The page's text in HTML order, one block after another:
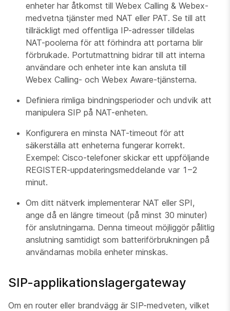
enheter har åtkomst till Webex Calling & Webex-
medvetna tjänster med NAT eller PAT. Se till att
tillräckligt med offentliga IP-adresser tilldelas
NAT-poolerna för att förhindra att portarna blir
förbrukade. Portutmattning bidrar till att interna
användare och enheter inte kan ansluta till
Webex Calling- och Webex Aware-tjänsterna.
Definiera rimliga bindningsperioder och undvik att
manipulera SIP på NAT-enheten.
Konfigurera en minsta NAT-timeout för att
säkerställa att enheterna fungerar korrekt.
Exempel: Cisco-telefoner skickar ett uppföljande
REGISTER-uppdateringsmeddelande var 1–2
minut.
Om ditt nätverk implementerar NAT eller SPI,
ange då en längre timeout (på minst 30 minuter)
för anslutningarna. Denna timeout möjliggör pålitlig
anslutning samtidigt som batteriförbrukningen på
användarnas mobila enheter minskas.
SIP-applikationslagergateway
Om en router eller brandvägg är SIP-medveten, vilket